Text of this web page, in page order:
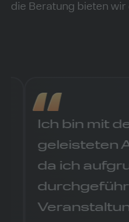
die Beratung bieten wir
Ich bin mit
geleisteten
da ich